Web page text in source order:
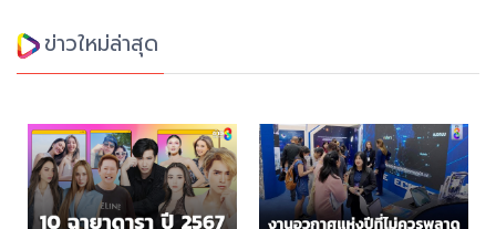
ข่าวใหม่ล่าสุด